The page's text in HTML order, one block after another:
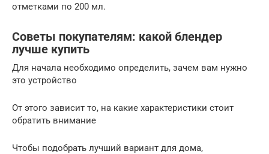
отметками по 200 мл.
Советы покупателям: какой блендер
лучше купить
Для начала необходимо определить, зачем вам нужно
это устройство
От этого зависит то, на какие характеристики стоит
обратить внимание
Чтобы подобрать лучший вариант для дома,